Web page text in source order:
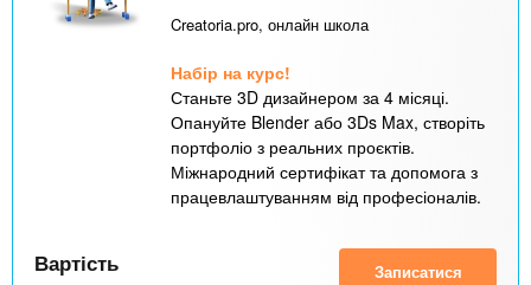
Creatoria.pro, онлайн школа
Набір на курс!
Станьте 3D дизайнером за 4 місяці.
Опануйте Blender або 3Ds Max, створіть
портфоліо з реальних проєктів.
Міжнародний сертифікат та допомога з
працевлаштуванням від професіоналів.
Вартість Записатися